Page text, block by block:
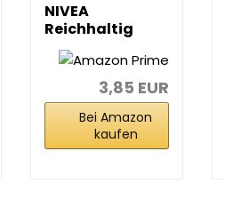
NIVEA
Reichhaltig
Pflegendes
Duschöl (200
3,85 EUR
Bei Amazon
kaufen